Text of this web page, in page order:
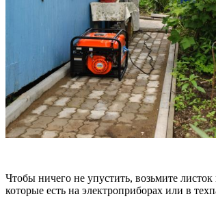
Чтобы ничего не упустить, возьмите
которые есть на электроприборах или в